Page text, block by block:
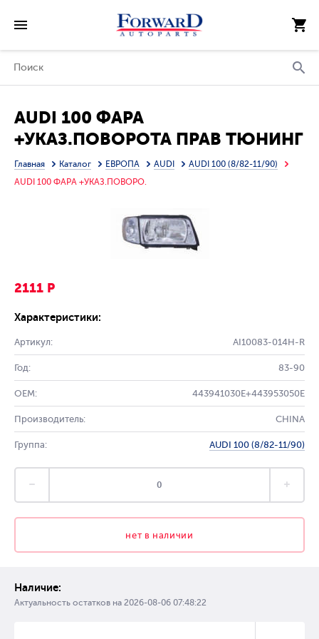
AUDI 100 ФАРА
+УКАЗ.ПОВОРОТА ПРАВ ТЮНИНГ
ХРУСТАЛ ПРОЗРАЧ ВНУТРИ
ХРОМ
Главная Каталог ЕВРОПА AUDI
AUDI 100 (8/82-11/90)
AUDI 100 ФАРА +УКАЗ.ПОВОРО.
2111 Р
Характеристики:
Артикул: AI10083-014H-R
Год: 83-90
OEM: 443941030E+443953050E
Производитель: CHINA
Группа: AUDI 100 (8/82-11/90)
нет в наличии
Наличие:
Актуальность остатков на 2026-08-06 07:48:22